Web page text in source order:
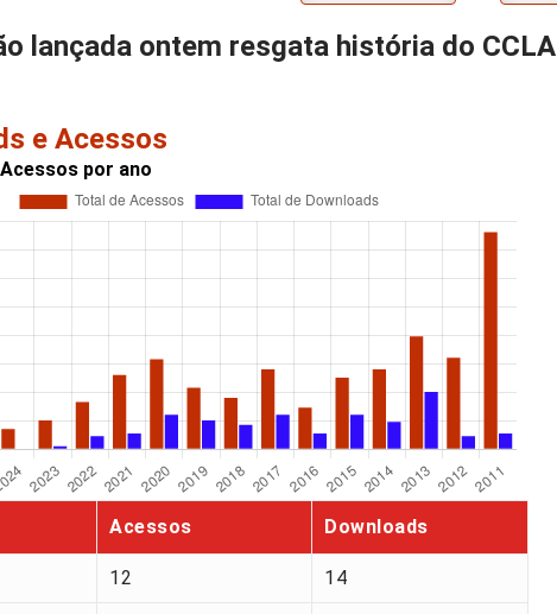
lançada ontem resgata história do CCLA
e Acessos
por ano
Acessos Downloads
12 14